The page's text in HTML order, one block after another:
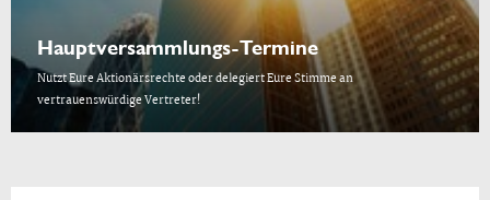
Hauptversammlungs-Termine
Nutzt Eure Aktionärsrechte oder delegiert Eure Stimme an
vertrauenswürdige Vertreter!